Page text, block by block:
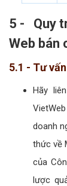
5 - Quy
Web bán
5.1 - Tư
Hãy
doanh
thức về
của
lược